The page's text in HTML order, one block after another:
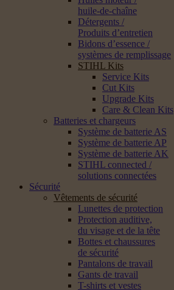
huile-de-chaîne
Détergents /
Produits d’entretien
Bidons d’essence /
systèmes de remplissage
STIHL Kits
Service Kits
Cut Kits
Upgrade Kits
Care & Clean Kits
Batteries et chargeurs
Système de batterie AS
Système de batterie AP
Système de batterie AK
STIHL connected /
solutions connectées
Sécurité
Vêtements de sécurité
Lunettes de protection
Protection auditive,
du visage et de la tête
Bottes et chaussures
de sécurité
Pantalons de travail
Gants de travail
T-shirts et vestes